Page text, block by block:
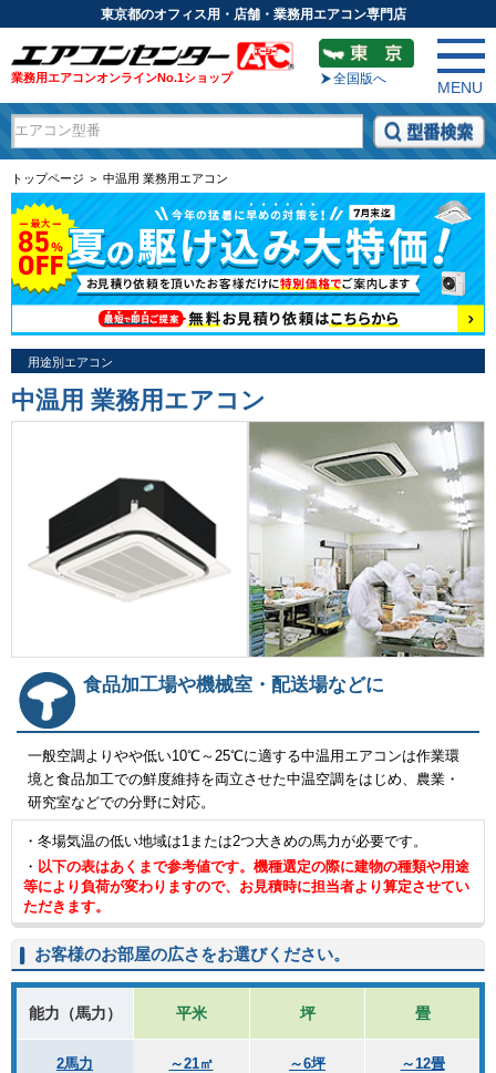
東京都のオフィス用・店舗・業務用エアコン専門店
業務用エアコンオンラインNo.1ショップ 全国版へ
MENU
トップページ ＞ 中温用 業務用エアコン
用途別エアコン
中温用 業務用エアコン
食品加工場や機械室・配送場などに
一般空調よりやや低い10℃～25℃に適する中温用エアコンは作業環
境と食品加工での鮮度維持を両立させた中温空調をはじめ、農業・
研究室などでの分野に対応。
・冬場気温の低い地域は1または2つ大きめの馬力が必要です。
・ 以下の表はあくまで参考値です。機種選定の際に建物の種類や用途
等により負荷が変わりますので、お見積時に担当者より算定させてい
ただきます。
お客様のお部屋の広さをお選びください。
能力（馬力） 平米 坪 畳
2馬力 ～21㎡ ～6坪 ～12畳